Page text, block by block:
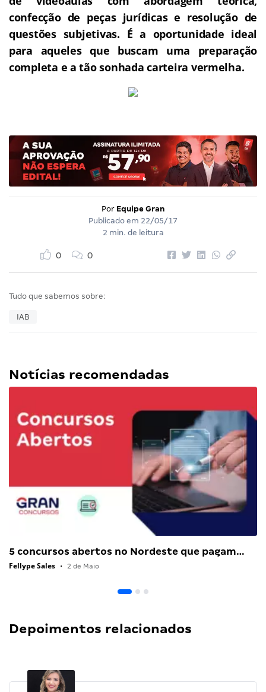
confecção de peças jurídicas e resolução de
questões subjetivas. É a oportunidade ideal
para aqueles que buscam uma preparação
completa e a tão sonhada carteira vermelha.
Por Equipe Gran
Publicado em 22/05/17
2 min. de leitura
0 0
Tudo que sabemos sobre:
IAB
Notícias recomendadas
5 concursos abertos no Nordeste que pagam…
Fellype Sales • 2 de Maio
Depoimentos relacionados